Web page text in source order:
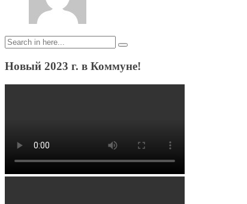
Search
for:
Новый 2023 г. в Коммуне!